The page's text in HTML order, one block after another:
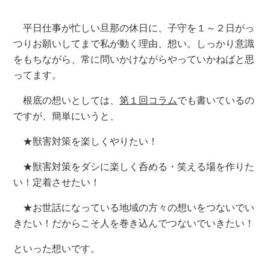
平日仕事が忙しい旦那の休日に、子守を１～２日がっ
つりお願いしてまで私が動く理由、想い。しっかり意識
をもちながら、常に問いかけながらやっていかねばと思
ってます。
根底の想いとしては、第１回コラムでも書いているの
ですが、簡単にいうと、
★獣害対策を楽しくやりたい！
★獣害対策をダシに楽しく呑める・笑える場を作りた
い！定着させたい！
★お世話になっている地域の方々の想いをつないでい
きたい！だからこそ人を巻き込んでつないでいきたい！
といった想いです。